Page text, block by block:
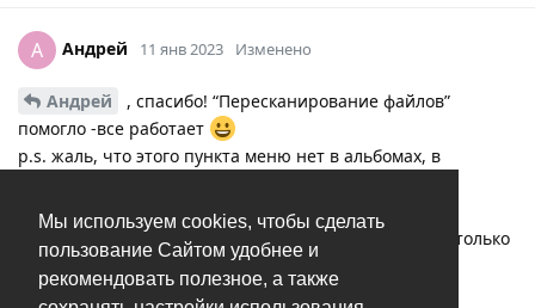
Мы используем cookies, чтобы сделать
пользование Сайтом удобнее и
рекомендовать полезное, а также
А Андрей 11 янв 2023 Изменено
Андрей
, спасибо! “Пересканирование файлов”
помогло -все работает
p.s. жаль, что этого пункта меню нет в альбомах, в
каталогам.
Но это операция разовая и, возможно, свойственно только